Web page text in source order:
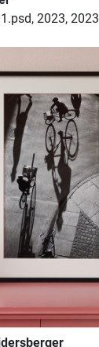
2023, 2023